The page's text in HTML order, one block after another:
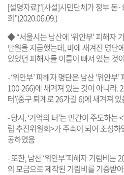
[설명자료]“[사설]시민단체가 정부 돈
회”(2020.06.09.)
◆ “서울시는 남산에 ‘위안부’ 피해자
만원을 지급했는데, 비에 새겨진 명단
있었던 피해자들 이름이 빠져 있는 것
- ‘위안부’ 피해자 명단은 남산 ‘위안부
100-266)에 새겨져 있는 것이 아니라.
터’(중구 퇴계로 26가길 6)에 새겨져 있
- 당시, ‘기억의 터’는 민간이 주도하는
립 추진위원회>가 주축이 되어 조성
공하였음
- 또한, 남산 ‘위안부’피해자 기림비는
의 모금으로 제작된 기림비를 기증받